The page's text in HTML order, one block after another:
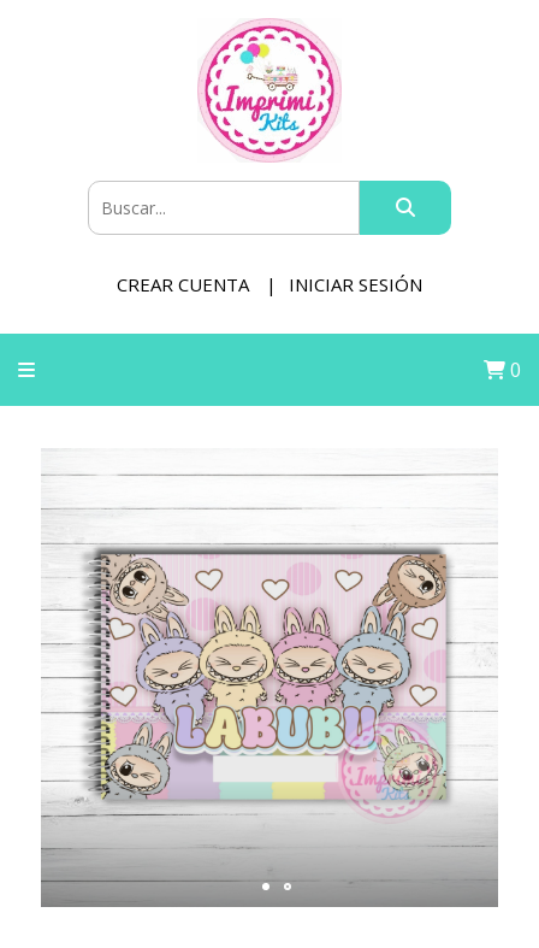
CREAR CUENTA INICIAR SESIÓN
0